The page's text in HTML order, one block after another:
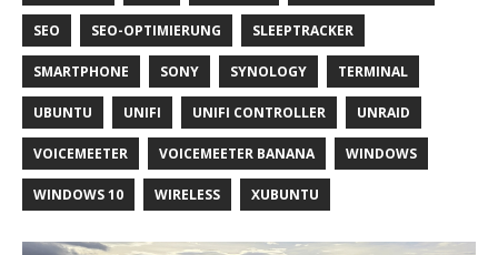
SEO SEO-OPTIMIERUNG SLEEPTRACKER
SMARTPHONE SONY SYNOLOGY TERMINAL
UBUNTU UNIFI UNIFI CONTROLLER UNRAID
VOICEMEETER VOICEMEETER BANANA WINDOWS
WINDOWS 10 WIRELESS XUBUNTU